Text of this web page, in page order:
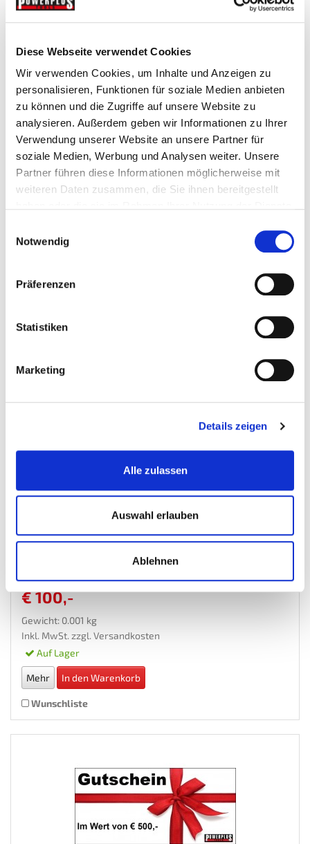
Diese Webseite verwendet Cookies
Wir verwenden Cookies, um Inhalte und Anzeigen zu
personalisieren, Funktionen für soziale Medien anbieten
zu können und die Zugriffe auf unsere Website zu
analysieren. Außerdem geben wir Informationen zu Ihrer
Verwendung unserer Website an unsere Partner für
soziale Medien, Werbung und Analysen weiter. Unsere
Partner führen diese Informationen möglicherweise mit
weiteren Daten zusammen, die Sie ihnen bereitgestellt
Notwendig
Präferenzen
Statistiken
Marketing
Details zeigen
Alle zulassen
Auswahl erlauben
Ablehnen
Geschenkgutschein 80 EUR
Gutschein
Gewicht: 0.001 kg
Wunschliste
Geschenkgutschein 100 EUR
€ 100,-
Gewicht: 0.001 kg
Inkl. MwSt. zzgl. Versandkosten
Auf Lager
Mehr In den Warenkorb
Wunschliste